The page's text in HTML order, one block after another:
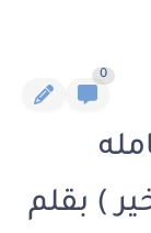
0
) بقلم